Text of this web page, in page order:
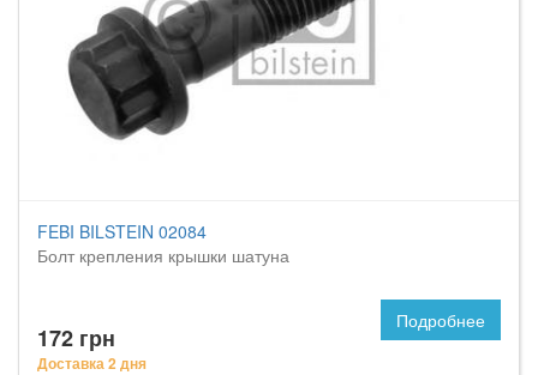
FEBI BILSTEIN 02084
Болт крепления крышки шатуна
172 грн
Доставка 2 дня
Подробнее